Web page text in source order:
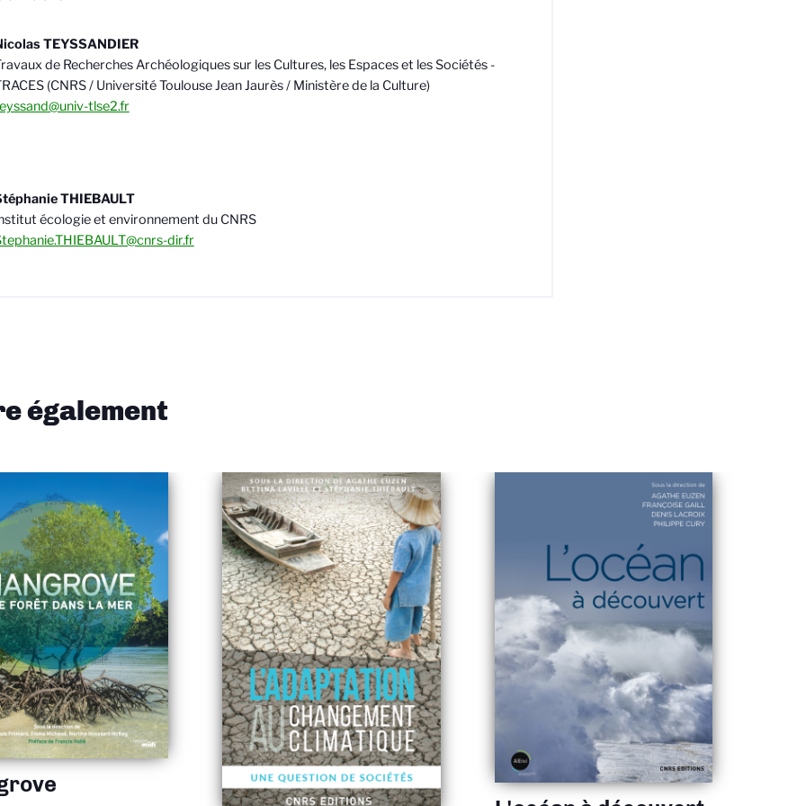
TEYSSANDIER
de Recherches Archéologiques sur les Cultures, les Espaces et les Sociétés -
(CNRS / Université Toulouse Jean Jaurès / Ministère de la Culture)
tlse2.fr
THIEBAULT
écologie et environnement du CNRS
dir.fr
également